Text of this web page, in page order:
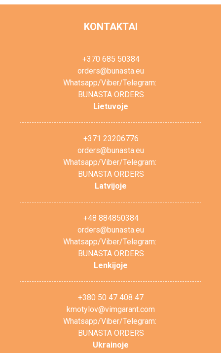
KONTAKTAI
+370 685 50384
orders@bunasta.eu
Whatsapp/Viber/Telegram:
BUNASTA ORDERS
Lietuvoje
+371 23206776
orders@bunasta.eu
Whatsapp/Viber/Telegram:
BUNASTA ORDERS
Latvijoje
+48 884850384
orders@bunasta.eu
Whatsapp/Viber/Telegram:
BUNASTA ORDERS
Lenkijoje
+380 50 47 408 47
kmotylov@vimgarant.com
Whatsapp/Viber/Telegram:
BUNASTA ORDERS
Ukrainoje